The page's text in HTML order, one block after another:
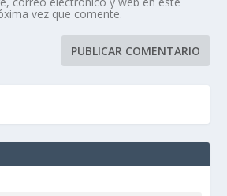
vez que comente.